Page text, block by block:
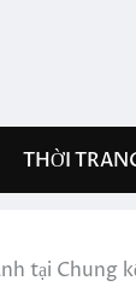
THỜI
tại Chung